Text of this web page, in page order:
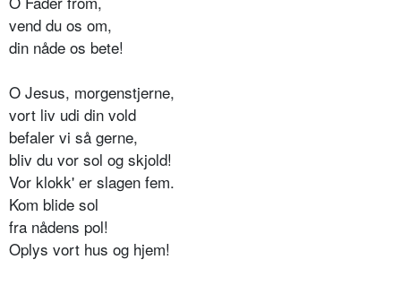
vend du os om,
din nåde os bete!
O Jesus, morgenstjerne,
vort liv udi din vold
befaler vi så gerne,
bliv du vor sol og skjold!
Vor klokk' er slagen fem.
Kom blide sol
fra nådens pol!
Oplys vort hus og hjem!